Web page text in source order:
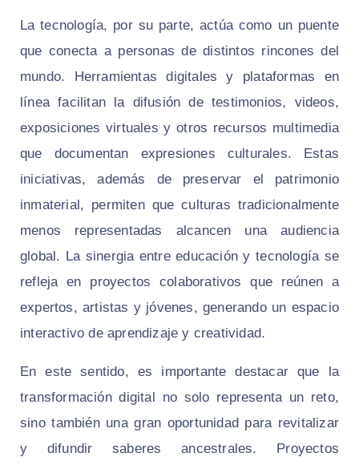
La tecnología, por su parte, actúa como un puente
que conecta a personas de distintos rincones del
mundo. Herramientas digitales y plataformas en
línea facilitan la difusión de testimonios, videos,
exposiciones virtuales y otros recursos multimedia
que documentan expresiones culturales. Estas
iniciativas, además de preservar el patrimonio
inmaterial, permiten que culturas tradicionalmente
menos representadas alcancen una audiencia
global. La sinergia entre educación y tecnología se
refleja en proyectos colaborativos que reúnen a
expertos, artistas y jóvenes, generando un espacio
interactivo de aprendizaje y creatividad.
En este sentido, es importante destacar que la
transformación digital no solo representa un reto,
sino también una gran oportunidad para revitalizar
y difundir saberes ancestrales. Proyectos